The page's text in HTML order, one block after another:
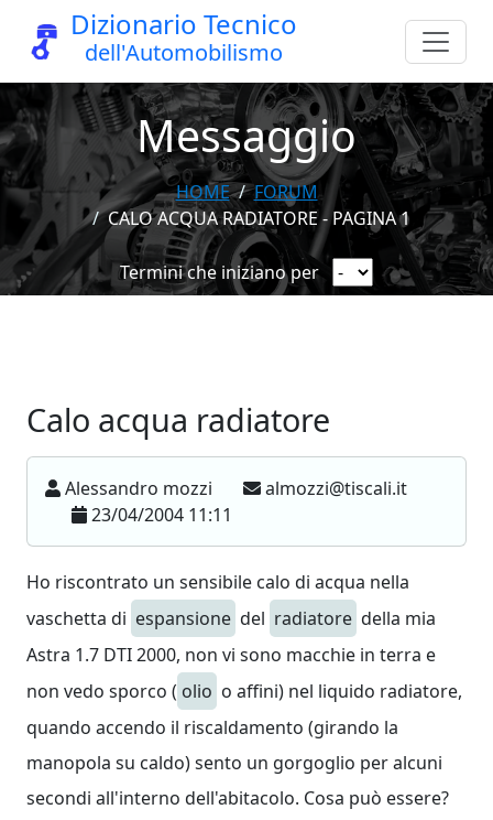
Dizionario Tecnico
dell'Automobilismo
Messaggio
HOME
FORUM
CALO ACQUA RADIATORE - PAGINA 1
Termini che iniziano per
Calo acqua radiatore
Alessandro mozzi
almozzi@tiscali.it
23/04/2004 11:11
Ho riscontrato un sensibile calo di acqua nella
vaschetta di espansione del radiatore della mia
Astra 1.7 DTI 2000, non vi sono macchie in terra e
non vedo sporco ( olio o affini) nel liquido radiatore,
quando accendo il riscaldamento (girando la
manopola su caldo) sento un gorgoglio per alcuni
secondi all'interno dell'abitacolo. Cosa può essere?